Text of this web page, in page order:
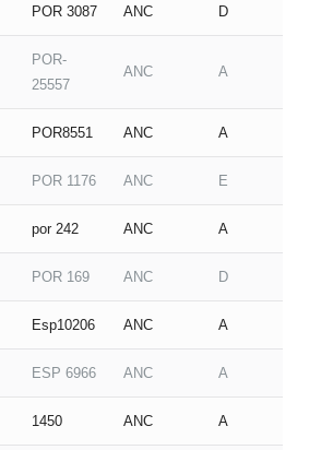
POR 3087 ANC D
POR-
25557
ANC A
POR8551 ANC A
POR 1176 ANC E
por 242 ANC A
POR 169 ANC D
Esp10206 ANC A
ESP 6966 ANC A
1450 ANC A